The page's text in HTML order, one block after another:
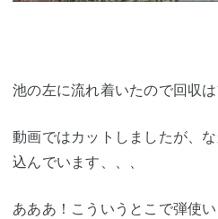
池の左に流れ着いたので回収は
動画ではカットしましたが、
込んでいます、、、
あああ！こういうとこで弾使い